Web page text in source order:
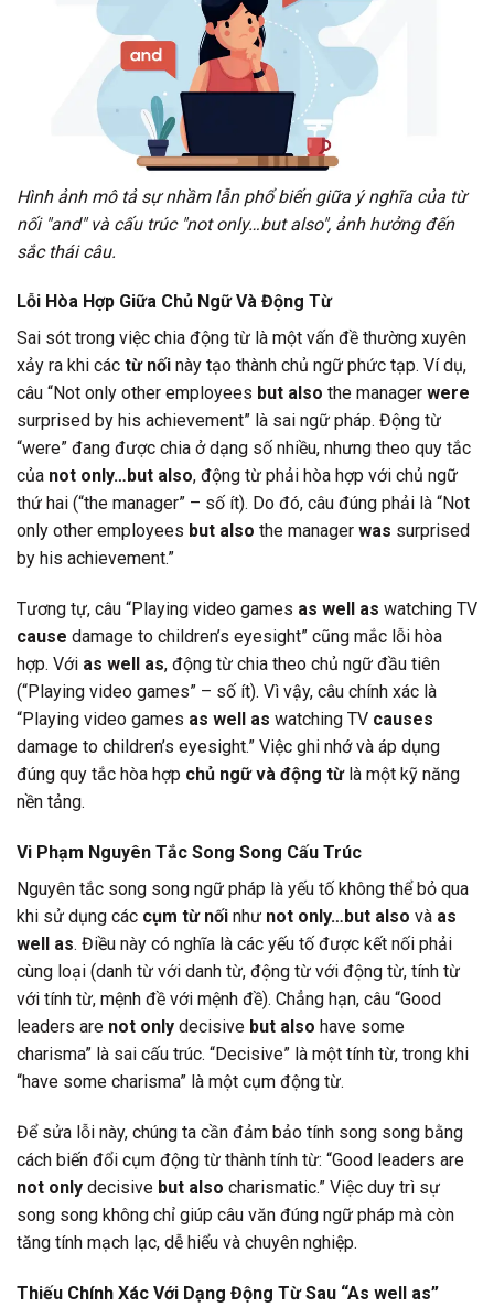
Hình ảnh mô tả sự nhầm lẫn phổ biến giữa ý nghĩa của từ
nối "and" và cấu trúc "not only…but also", ảnh hưởng đến
sắc thái câu.
Lỗi Hòa Hợp Giữa Chủ Ngữ Và Động Từ
Sai sót trong việc chia động từ là một vấn đề thường xuyên
xảy ra khi các từ nối này tạo thành chủ ngữ phức tạp. Ví dụ,
câu “Not only other employees but also the manager were
surprised by his achievement” là sai ngữ pháp. Động từ
“were” đang được chia ở dạng số nhiều, nhưng theo quy tắc
của not only…but also, động từ phải hòa hợp với chủ ngữ
thứ hai (“the manager” – số ít). Do đó, câu đúng phải là “Not
only other employees but also the manager was surprised
by his achievement.”
Tương tự, câu “Playing video games as well as watching TV
cause damage to children’s eyesight” cũng mắc lỗi hòa
hợp. Với as well as, động từ chia theo chủ ngữ đầu tiên
(“Playing video games” – số ít). Vì vậy, câu chính xác là
“Playing video games as well as watching TV causes
damage to children’s eyesight.” Việc ghi nhớ và áp dụng
đúng quy tắc hòa hợp chủ ngữ và động từlà một kỹ năng
nền tảng.
Vi Phạm Nguyên Tắc Song Song Cấu Trúc
Nguyên tắc song song ngữ pháp là yếu tố không thể bỏ qua
khi sử dụng các cụm từ nối như not only…but also và as
well as. Điều này có nghĩa là các yếu tố được kết nối phải
cùng loại (danh từ với danh từ, động từ với động từ, tính từ
với tính từ, mệnh đề với mệnh đề). Chẳng hạn, câu “Good
leaders are not only decisive but also have some
charisma” là sai cấu trúc. “Decisive” là một tính từ, trong khi
“have some charisma” là một cụm động từ.
Để sửa lỗi này, chúng ta cần đảm bảo tính song song bằng
cách biến đổi cụm động từ thành tính từ: “Good leaders are
not only decisive but also charismatic.” Việc duy trì sự
song song không chỉ giúp câu văn đúng ngữ pháp mà còn
tăng tính mạch lạc, dễ hiểu và chuyên nghiệp.
Thiếu Chính Xác Với Dạng Động Từ Sau “As well as”